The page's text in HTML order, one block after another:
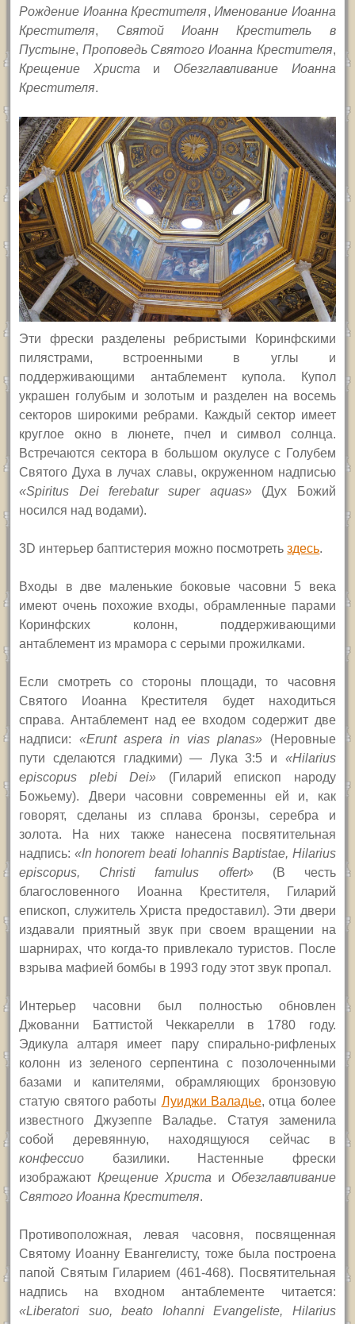
Рождение Иоанна Крестителя,Именование Иоанна
Крестителя, Святой Иоанн Креститель в
Пустыне, Проповедь Святого Иоанна Крестителя,
Крещение Христа и Обезглавливание Иоанна
Крестителя.
Эти фрески разделены ребристыми Коринфскими
пилястрами, встроенными в углы и
поддерживающими антаблемент купола. Купол
украшен голубым и золотым и разделен на восемь
секторов широкими ребрами. Каждый сектор имеет
круглое окно в люнете, пчел и символ солнца.
Встречаются сектора в большом окулусе с Голубем
Святого Духа в лучах славы, окруженном надписью
«Spiritus Dei ferebatur super aquas»(Дух Божий
носился над водами).
3D интерьер баптистерия можно посмотретьздесь.
Входы в две маленькие боковые часовни 5 века
имеют очень похожие входы, обрамленные парами
Коринфских колонн, поддерживающими
антаблемент из мрамора с серыми прожилками.
Если смотреть со стороны площади, то часовня
Святого Иоанна Крестителя будет находиться
справа. Антаблемент над ее входом содержит две
надписи: «Erunt aspera in vias planas» (Неровные
пути сделаются гладкими) — Лука 3:5 и «Hilarius
episcopus plebi Dei» (Гиларий епископ народу
Божьему). Двери часовни современны ей и, как
говорят, сделаны из сплава бронзы, серебра и
золота. На них также нанесена посвятительная
надпись: «In honorem beati Iohannis Baptistae, Hilarius
episcopus, Christi famulus offert»(В честь
благословенного Иоанна Крестителя, Гиларий
епископ, служитель Христа предоставил). Эти двери
издавали приятный звук при своем вращении на
шарнирах, что когда-то привлекало туристов. После
взрыва мафией бомбы в 1993 году этот звук пропал.
Интерьер часовни был полностью обновлен
Джованни Баттистой Чеккарелли в 1780 году.
Эдикула алтаря имеет пару спирально-рифленых
колонн из зеленого серпентина с позолоченными
базами и капителями, обрамляющих бронзовую
статую святого работы Луиджи Валадье, отца более
известного Джузеппе Валадье. Статуя заменила
собой деревянную, находящуюся сейчас в
конфессио базилики. Настенные фрески
изображаютКрещение Христа и Обезглавливание
Святого Иоанна Крестителя.
Противоположная, левая часовня, посвященная
Святому Иоанну Евангелисту, тоже была построена
папой Святым Гиларием (461-468). Посвятительная
надпись на входном антаблементе читается:
«Liberatori suo, beato Iohanni Evangeliste, Hilarius